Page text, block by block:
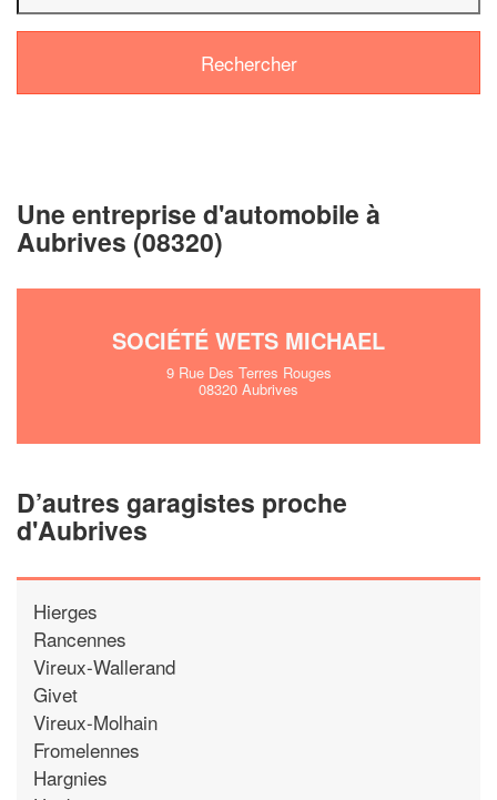
Une entreprise d'automobile à
Aubrives (08320)
SOCIÉTÉ WETS MICHAEL
9 Rue Des Terres Rouges
08320 Aubrives
D’autres garagistes proche
d'Aubrives
Hierges
Rancennes
Vireux-Wallerand
Givet
Vireux-Molhain
Fromelennes
Hargnies
✕
nouveaux clients